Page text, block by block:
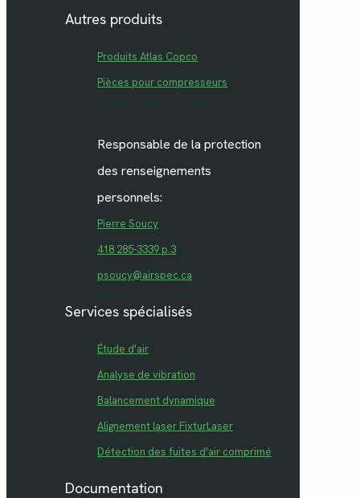
Autres produits
Produits Atlas Copco
Pièces pour compresseurs
Responsable de la protection
des renseignements
personnels:
Pierre Soucy
418 285-3339 p.3
psoucy@airspec.ca
Services spécialisés
Étude d'air
Analyse de vibration
Balancement dynamique
Alignement laser FixturLaser
Détection des fuites d'air comprimé
Documentation